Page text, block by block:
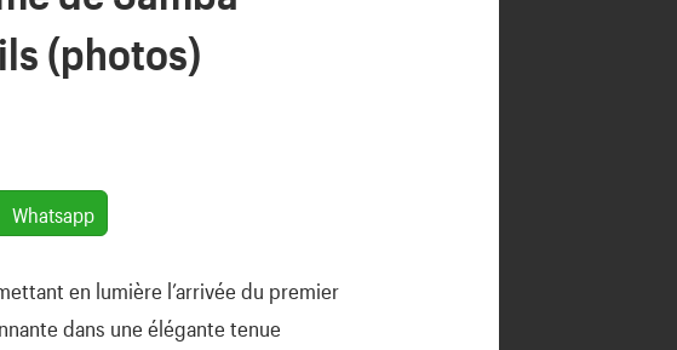
(photos)
Whatsapp
en lumière l’arrivée du premier
dans une élégante tenue